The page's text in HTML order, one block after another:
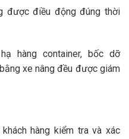
được điều động đúng thời
hàng container, bốc dỡ
xe nâng đều được giám
hàng kiểm tra và xác